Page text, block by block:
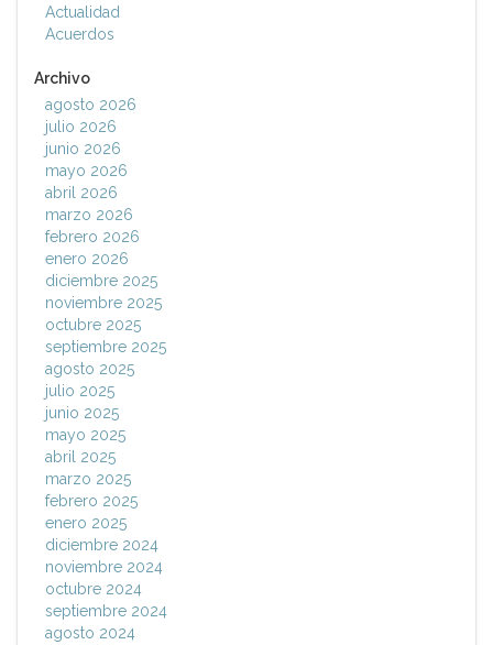
Actualidad
Acuerdos
Archivo
agosto 2026
julio 2026
junio 2026
mayo 2026
abril 2026
marzo 2026
febrero 2026
enero 2026
diciembre 2025
noviembre 2025
octubre 2025
septiembre 2025
agosto 2025
julio 2025
junio 2025
mayo 2025
abril 2025
marzo 2025
febrero 2025
enero 2025
diciembre 2024
noviembre 2024
octubre 2024
septiembre 2024
agosto 2024